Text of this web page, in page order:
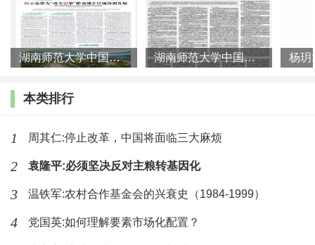
五是绿色性。因为我们贫困地区大多数位于江河上
游、水源源头、农牧交错地带，生态系统十分脆弱，生
态地位又极为重要。所以，产业扶贫必须始终牢固树立
绿色发展的理念，努力实现可持续发展。通常讲，在降
展，但是归根到底生态的代价形成了不可逆的后果。
推进产业扶贫是一项系统工程，应该围绕建档立卡
湖南师范大学中国乡村振兴研究院课题组:以示范带为“动力引擎” 湖南师范大学中国乡村振兴研究院课题组:展现首倡之为 接力乡村
本类排行
1 周其仁:停止改革，中国将面临三大麻烦
2 袁隆平:必须坚决反对主粮转基因化
3 温铁军:农村合作基金会的兴衰史（1984-1999）
4 党国英:如何理解要素市场化配置？